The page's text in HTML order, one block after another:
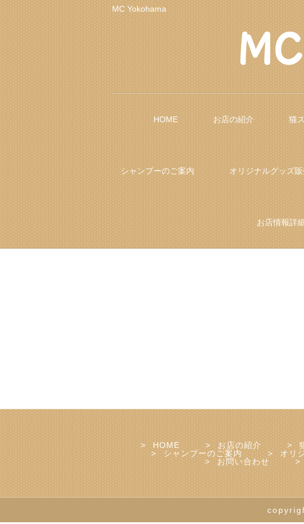
MC Yokohama
HOME お店の紹介 猫
シャンプーのご案内 オリジナルグッズ販
お店情報詳
HOME お店の紹介
シャンプーのご案内
オリ
お問い合わせ